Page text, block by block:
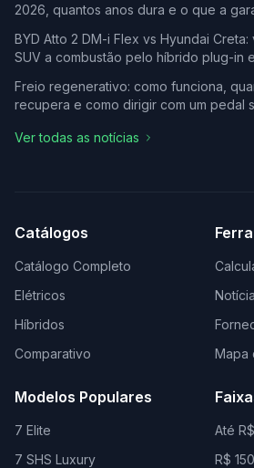
2026, quantos anos dura e o que a
BYD Atto 2 DM-i Flex vs Hyundai
SUV a combustão pelo híbrido plug-in
Freio regenerativo: como funciona,
recupera e como dirigir com um pedal
Ver todas as notícias
Catálogos
Catálogo Completo
Elétricos
Híbridos
Comparativo
Mapa
Modelos Populares
7 Elite
7 SHS Luxury
Até
R$